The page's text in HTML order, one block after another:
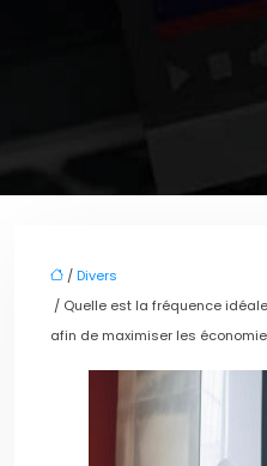
/Divers
/ Quelle est la fréquence
afin de maximiser les